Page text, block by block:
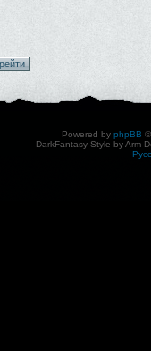
Powered by phpBB
DarkFantasy Style by Arm